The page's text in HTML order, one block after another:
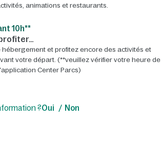
animations et restaurants.
10h**
hébergement et profitez encore des activités et
votre départ. (**veuillez vérifier votre heure de
Center Parcs)
?Oui Non